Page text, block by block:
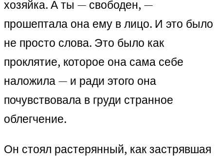
хозяйка. А ты — свободен, —
прошептала она ему в лицо. И это было
не просто слова. Это было как
проклятие, которое она сама себе
наложила — и ради этого она
почувствовала в груди странное
облегчение.
Он стоял растерянный, как застрявшая